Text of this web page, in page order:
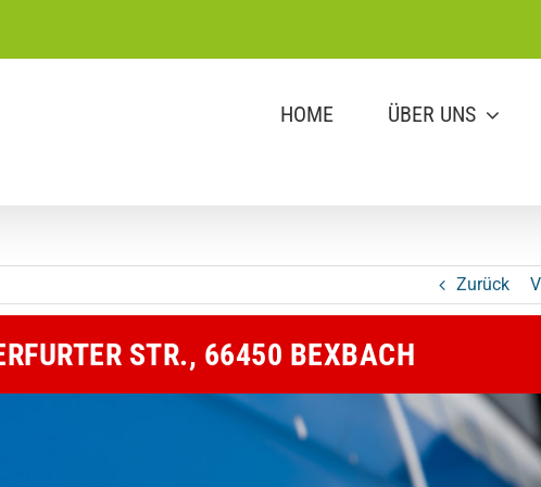
HOME ÜBER UNS
Zurück
STR., 66450 BEXBACH